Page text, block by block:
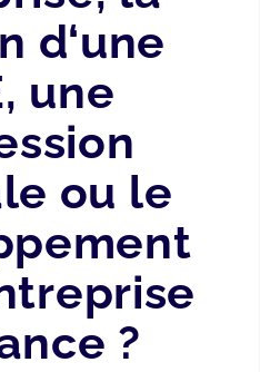
d‘une
une
ou le
?